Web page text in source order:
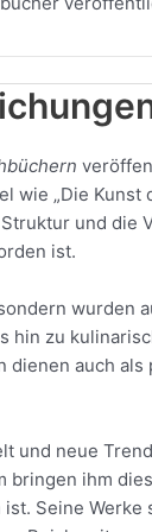
„Die Kunst
und die
ist.
wurden
zu
auch
und neue
bringen ihm
Seine